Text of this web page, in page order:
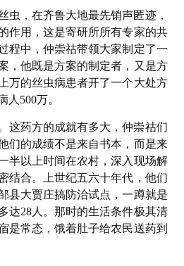
虫，在齐鲁大地最先销声匿迹，
作用，这是寄研所所有专家的共
程中，仲崇祜带领大家制定了一
，他既是方案的制定者，又是方
万的丝虫病患者开了一个大处方
500万。
这药方的成就有多大，仲崇祜们
们的成绩不是来自书本，而是来
半以上时间在农村，深入现场解
结合。上世纪五六十年代，他们
县大贾庄搞防治试点，一蹲就是
达28人。那时的生活条件极其清
是常态，饿着肚子给农民送药到